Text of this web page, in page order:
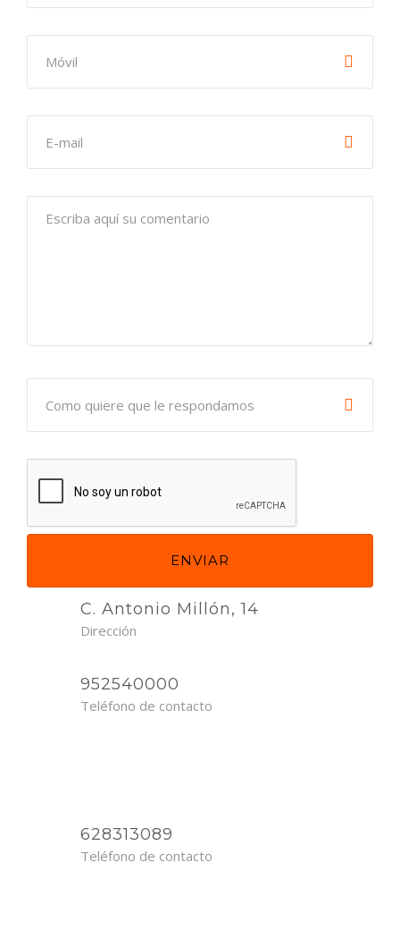
C. Antonio Millón, 14
Dirección
952540000
Teléfono de contacto
628313089
Teléfono de contacto